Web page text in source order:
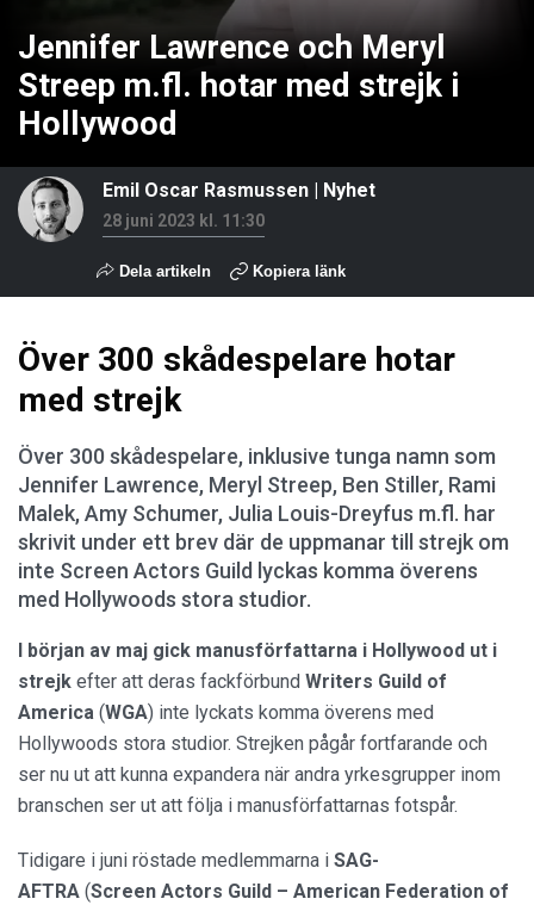
Jennifer Lawrence och Meryl
Streep m.fl. hotar med strejk i
Hollywood
Emil Oscar Rasmussen | Nyhet
28 juni 2023 kl. 11:30
Dela artikeln Kopiera länk
Över 300 skådespelare hotar
med strejk
Över 300 skådespelare, inklusive tunga namn som
Jennifer Lawrence, Meryl Streep, Ben Stiller, Rami
Malek, Amy Schumer, Julia Louis-Dreyfus m.fl. har
skrivit under ett brev där de uppmanar till strejk om
inte Screen Actors Guild lyckas komma överens
med Hollywoods stora studior.
I början av maj gick manusförfattarna i Hollywood ut i
strejk efter att deras fackförbund Writers Guild of
America (WGA) inte lyckats komma överens med
Hollywoods stora studior. Strejken pågår fortfarande och
ser nu ut att kunna expandera när andra yrkesgrupper inom
branschen ser ut att följa i manusförfattarnas fotspår.
Tidigare i juni röstade medlemmarna i SAG-
AFTRA (Screen Actors Guild – American Federation of